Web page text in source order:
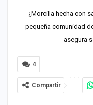
¿Morcilla hecha con
pequeña comunidad
asegura
4
Compartir